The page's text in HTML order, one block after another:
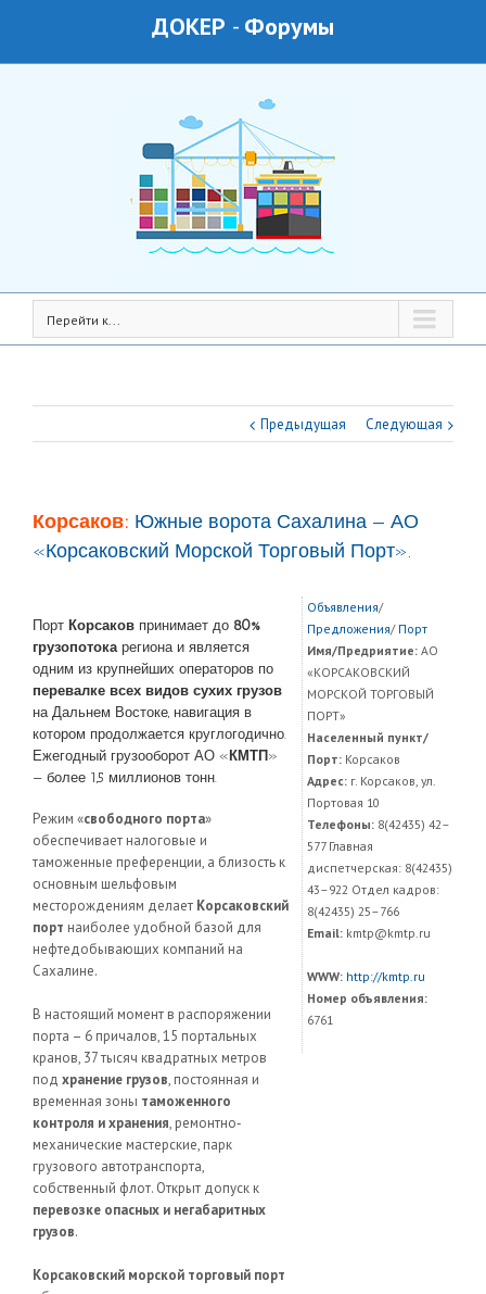
ДОКЕР - Форумы
Перейти к...
Предыдущая Следующая
Корсаков: Южные ворота Сахалина — АО
«Корсаковский Морской Торговый Порт».
Порт Корсаков принимает до 80%
грузопотокарегиона и является
одним из крупнейших операторов по
перевалке всех видов сухих грузов
на Дальнем Востоке, навигация в
котором продолжается круглогодично.
Ежегодный грузооборот АО « КМТП »
— более 1,5 миллионов тонн.
Режим «свободного порта»
обеспечивает налоговые и
таможенные преференции, а близость к
основным шельфовым
месторождениям делает Корсаковский
порт наиболее удобной базой для
нефтедобывающих компаний на
Сахалине.
В настоящий момент в распоряжении
порта – 6 причалов, 15 портальных
кранов, 37 тысяч квадратных метров
под хранение грузов, постоянная и
временная зоны таможенного
контроля и хранения, ремонтно‐
механические мастерские, парк
грузового автотранспорта,
собственный флот. Открыт допуск к
перевозке опасных и негабаритных
грузов.
Корсаковский морской торговый порт
Объявления/
Предложения/ Порт
Имя/Предриятие:АО
«КОРСАКОВСКИЙ
МОРСКОЙ ТОРГОВЫЙ
ПОРТ»
Населенный пункт/
Порт:Корсаков
Адрес:г. Корсаков, ул.
Портовая 10
Телефоны:8(42435) 42–
577 Главная
диспетчерская: 8(42435)
43–922 Отдел кадров:
8(42435) 25–766
Email:kmtp@kmtp.ru
WWW: http://kmtp.ru
Номер объявления:
6761